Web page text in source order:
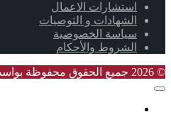
استشارات الاعمال
الشهادات و التوصيات
سياسة الخصوصية
الشروط والأحكام
© 2026 جميع الحقوق محفوظة بواسطة